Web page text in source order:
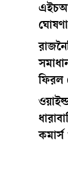
ফিরল
কমার্স